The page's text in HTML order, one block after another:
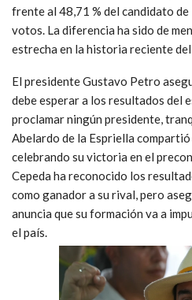
frente al 48,71 % del candidato
votos. La diferencia ha sido de
estrecha en la historia reciente del
El presidente Gustavo Petro
debe esperar a los resultados del
proclamar ningún presidente,
Abelardo de la Espriella compartió
celebrando su victoria en el
Cepeda ha reconocido los
como ganador a su rival, pero
anuncia que su formación va a
el país.